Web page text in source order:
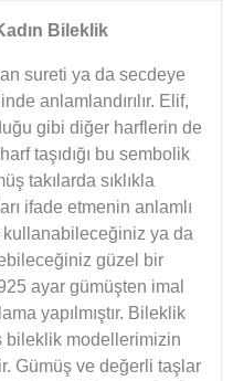
Bileklik
sureti ya da secdeye
anlamlandırılır. Elif,
gibi diğer harflerin de
taşıdığı bu sembolik
takılarda sıklıkla
ifade etmenin anlamlı
ya da
güzel bir
ayar gümüşten imal
yapılmıştır. Bileklik
bileklik modellerimizin
Gümüş ve değerli taşlar